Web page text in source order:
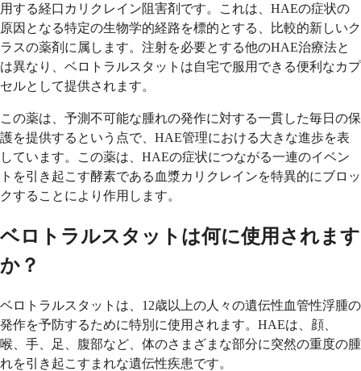
用する経口カリクレイン阻害剤です。これは、HAEの症状の
原因となる特定の生物学的経路を標的とする、比較的新しいク
ラスの薬剤に属します。注射を必要とする他のHAE治療法と
は異なり、ベロトラルスタットは自宅で服用できる便利なカプ
セルとして提供されます。
この薬は、予測不可能な腫れの発作に対する一貫した毎日の保
護を提供するという点で、HAE管理における大きな進歩を表
しています。この薬は、HAEの症状につながる一連のイベン
トを引き起こす酵素である血漿カリクレインを特異的にブロッ
クすることにより作用します。
ベロトラルスタットは何に使用されます
か？
ベロトラルスタットは、12歳以上の人々の遺伝性血管性浮腫の
発作を予防するために特別に使用されます。HAEは、顔、
喉、手、足、腹部など、体のさまざまな部分に突然の重度の腫
れを引き起こすまれな遺伝性疾患です。